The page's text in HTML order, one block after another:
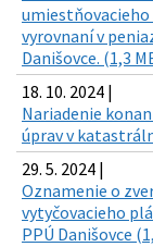
umiestňovacieho
vyrovnaní v
Danišovce. (1,3
18. 10. 2024 |
Nariadenie
úprav v
29. 5. 2024 |
Oznamenie o
vytyčovacieho
PPÚ Danišovce